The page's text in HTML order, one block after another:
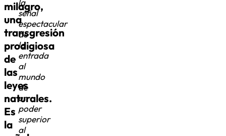
milagro,
una
transgresión
prodigiosa
de
las
leyes
naturales.
Es
la
la
señal
espectacular
de
la
entrada
al
mundo
de
un
poder
superior
al